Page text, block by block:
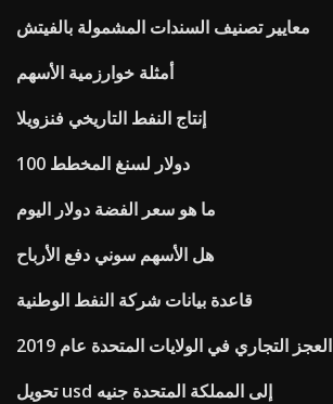
معايير تصنيف السندات المشمولة بالفيتش
أمثلة خوارزمية الأسهم
إنتاج النفط التاريخي فنزويلا
100 دولار لسنغ المخطط
ما هو سعر الفضة دولار اليوم
هل الأسهم سوني دفع الأرباح
قاعدة بيانات شركة النفط الوطنية
العجز التجاري في الولايات المتحدة عام 2019
تحويل usd إلى المملكة المتحدة جنيه